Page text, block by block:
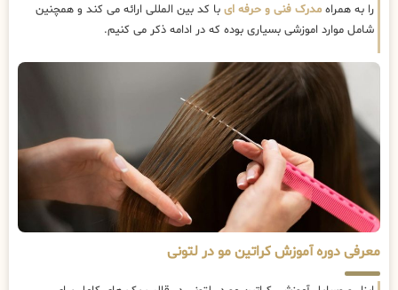
را به همراه مدرک فنی و حرفه ای با کد بین المللی ارائه می کند و همچنین
شامل موارد اموزشی بسیاری بوده که در ادامه ذکر می کنیم.
معرفی دوره آموزش کراتین مو در لتونی